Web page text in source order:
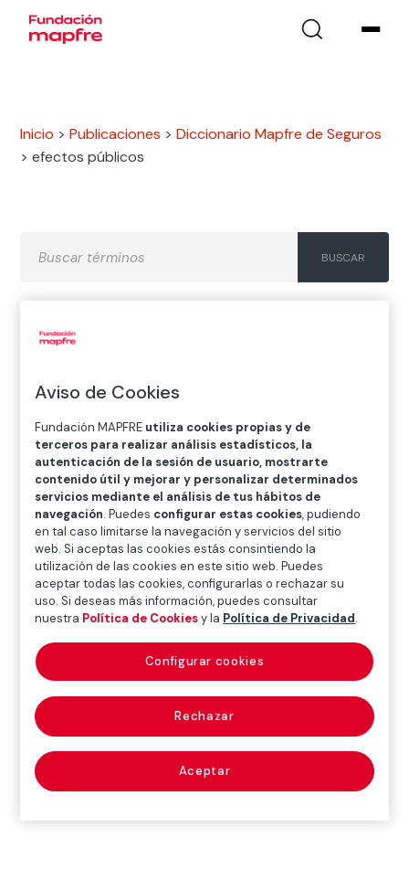
Inicio >Publicaciones >Diccionario Mapfre de Seguros
>efectos públicos
A
H
J K
O
P Q R S
U
V
W X Y Z
Diccionario de seguros
efectos públicos
(government
effects)
Son los que representan créditos contra el Estado u
otras instituciones públicas, y han sido admitidos
para cotizar en Bolsa.
Aviso de Cookies
Fundación MAPFRE utiliza cookies propias y de
terceros para realizar análisis estadísticos, la
autenticación de la sesión de usuario, mostrarte
contenido útil y mejorar y personalizar determinados
servicios mediante el análisis de tus hábitos de
navegación. Puedes configurar estas cookies, pudiendo
en tal caso limitarse la navegación y servicios del sitio
web. Si aceptas las cookies estás consintiendo la
utilización de las cookies en este sitio web. Puedes
aceptar todas las cookies, configurarlas o rechazar su
uso. Si deseas más información, puedes consultar
nuestra Política de Cookiesy la Política de Privacidad.
Rechazar
Aceptar
Configurar cookies